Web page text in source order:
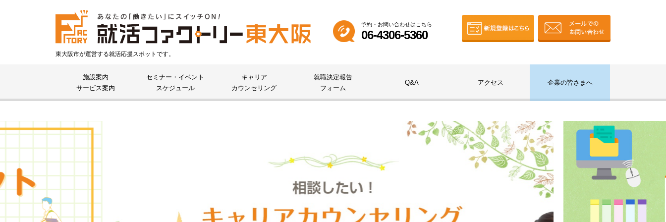
東大阪市が運営する就活応援スポットです。
予約・お問い合わせはこちら
06-4306-5360
施設案内
サービス案内
セミナー・イベント
スケジュール
キャリア
カウンセリング
就職決定報告
フォーム
Q&A アクセス 企業の皆さまへ